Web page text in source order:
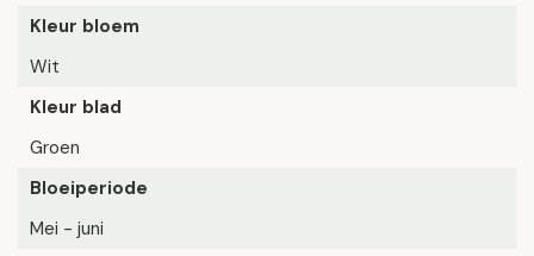
Kleur bloem
Wit
Kleur blad
Groen
Bloeiperiode
Mei - juni